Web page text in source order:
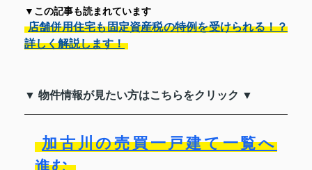
▼この記事も読まれています
店舗併用住宅も固定資産税の特例を受けられる！？
詳しく解説します！
▼ 物件情報が見たい方はこちらをクリック ▼
加古川の売買一戸建て一覧へ
進む